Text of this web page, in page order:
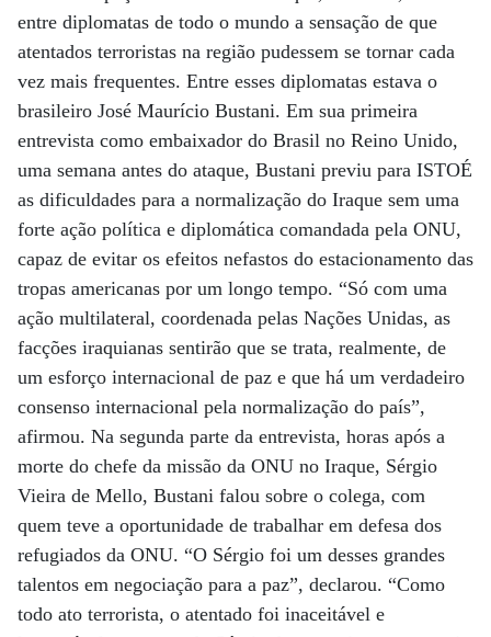
entre diplomatas de todo o mundo a sensação de que
atentados terroristas na região pudessem se tornar cada
vez mais frequentes. Entre esses diplomatas estava o
brasileiro José Maurício Bustani. Em sua primeira
entrevista como embaixador do Brasil no Reino Unido,
uma semana antes do ataque, Bustani previu para ISTOÉ
as dificuldades para a normalização do Iraque sem uma
forte ação política e diplomática comandada pela ONU,
capaz de evitar os efeitos nefastos do estacionamento das
tropas americanas por um longo tempo. “Só com uma
ação multilateral, coordenada pelas Nações Unidas, as
facções iraquianas sentirão que se trata, realmente, de
um esforço internacional de paz e que há um verdadeiro
consenso internacional pela normalização do país”,
afirmou. Na segunda parte da entrevista, horas após a
morte do chefe da missão da ONU no Iraque, Sérgio
Vieira de Mello, Bustani falou sobre o colega, com
quem teve a oportunidade de trabalhar em defesa dos
refugiados da ONU. “O Sérgio foi um desses grandes
talentos em negociação para a paz”, declarou. “Como
todo ato terrorista, o atentado foi inaceitável e